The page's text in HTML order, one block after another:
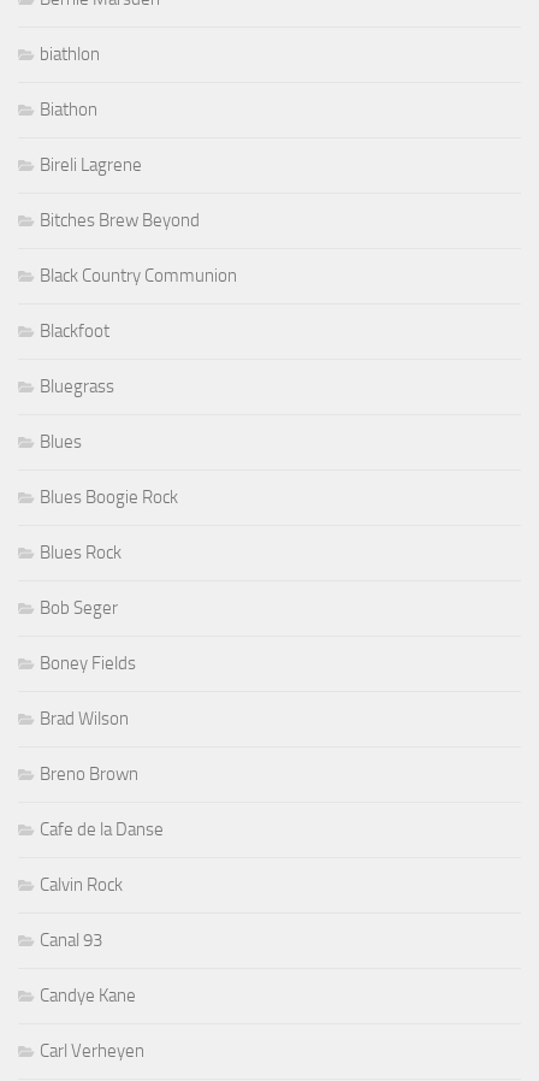
biathlon
Biathon
Bireli Lagrene
Bitches Brew Beyond
Black Country Communion
Blackfoot
Bluegrass
Blues
Blues Boogie Rock
Blues Rock
Bob Seger
Boney Fields
Brad Wilson
Breno Brown
Cafe de la Danse
Calvin Rock
Canal 93
Candye Kane
Carl Verheyen